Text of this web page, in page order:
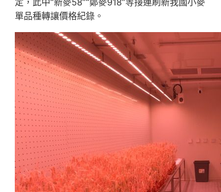
定，此中“新麥58”“鄭麥918”等接連刷新我國小麥
單品種轉讓價格紀錄。